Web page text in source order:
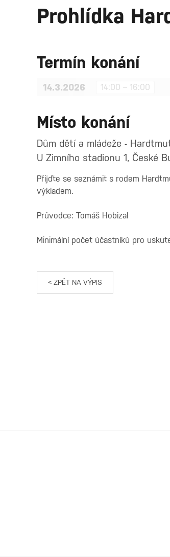
Prohlídka
Termín konání
14.3.2026 14:00 – 16:00
Místo konání
Dům dětí a mládeže -
U Zimního stadionu 1, České
Přijďte se seznámit s rodem
výkladem.
Průvodce: Tomáš Hobizal
Minimální počet účastníků pro
< ZPĚT NA VÝPIS